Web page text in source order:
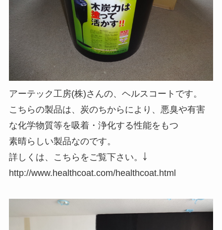
アーテック工房(株)さんの、ヘルスコートです。
こちらの製品は、炭のちからにより、悪臭や有害
な化学物質等を吸着・浄化する性能をもつ
素晴らしい製品なのです。
詳しくは、こちらをご覧下さい。￬
http://www.healthcoat.com/healthcoat.html